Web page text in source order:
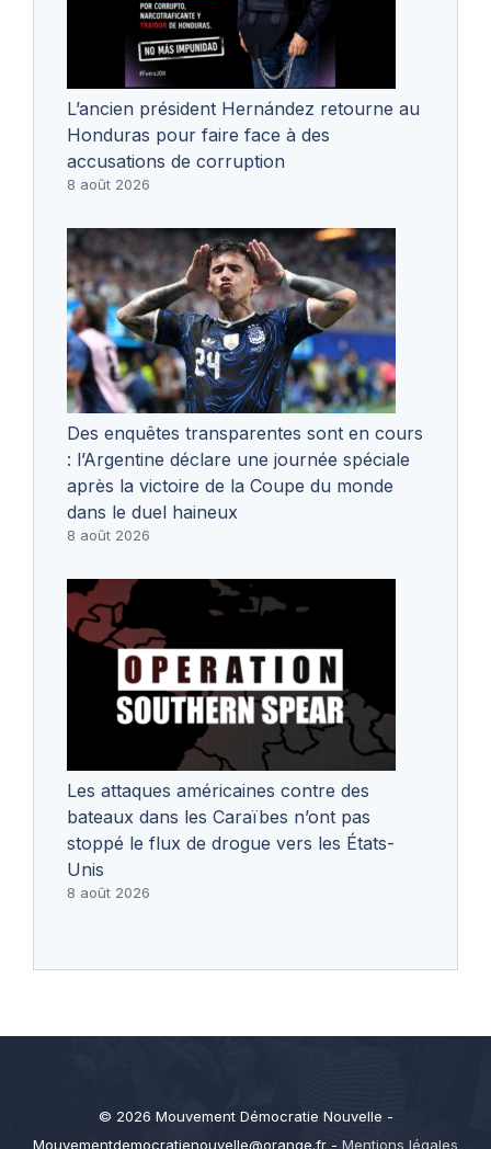
L’ancien président Hernández retourne au
Honduras pour faire face à des
accusations de corruption
8 août 2026
Des enquêtes transparentes sont en cours
: l’Argentine déclare une journée spéciale
après la victoire de la Coupe du monde
dans le duel haineux
8 août 2026
Les attaques américaines contre des
bateaux dans les Caraïbes n’ont pas
stoppé le flux de drogue vers les États-
Unis
8 août 2026
© 2026 Mouvement Démocratie Nouvelle -
Mouvementdemocratienouvelle@orange.fr - Mentions légales